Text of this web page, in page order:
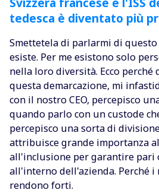
tedesca è diventato più
Smettetela di parlarmi di
esiste. Per me esistono solo
nella loro diversità. Ecco perché
questa demarcazione, mi
con il nostro CEO, percepisco
quando parlo con un custode
percepisco una sorta di
attribuisce grande importanza
all'inclusione per garantire
all'interno dell'azienda. Perché
rendono forti.